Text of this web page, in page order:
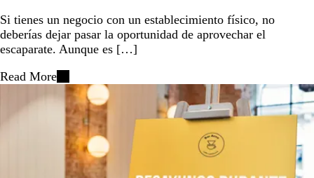
Si tienes un negocio con un establecimiento físico, no
deberías dejar pasar la oportunidad de aprovechar el
escaparate. Aunque es […]
Read More